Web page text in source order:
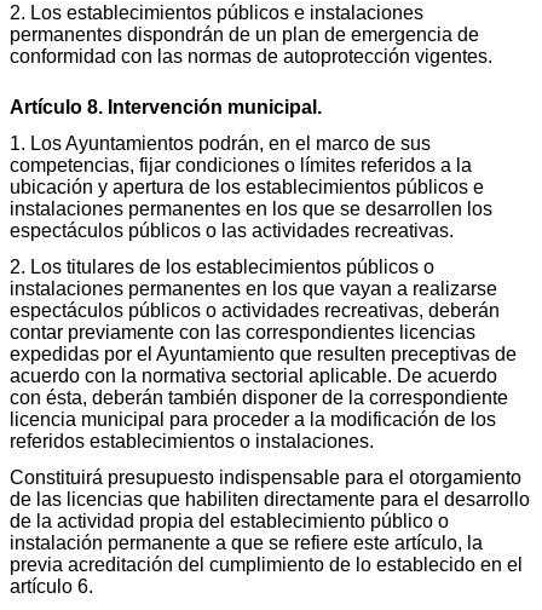
2. Los establecimientos públicos e instalaciones
permanentes dispondrán de un plan de emergencia de
conformidad con las normas de autoprotección vigentes.
Artículo 8. Intervención municipal.
1. Los Ayuntamientos podrán, en el marco de sus
competencias, fijar condiciones o límites referidos a la
ubicación y apertura de los establecimientos públicos e
instalaciones permanentes en los que se desarrollen los
espectáculos públicos o las actividades recreativas.
2. Los titulares de los establecimientos públicos o
instalaciones permanentes en los que vayan a realizarse
espectáculos públicos o actividades recreativas, deberán
contar previamente con las correspondientes licencias
expedidas por el Ayuntamiento que resulten preceptivas de
acuerdo con la normativa sectorial aplicable. De acuerdo
con ésta, deberán también disponer de la correspondiente
licencia municipal para proceder a la modificación de los
referidos establecimientos o instalaciones.
Constituirá presupuesto indispensable para el otorgamiento
de las licencias que habiliten directamente para el desarrollo
de la actividad propia del establecimiento público o
instalación permanente a que se refiere este artículo, la
previa acreditación del cumplimiento de lo establecido en el
artículo 6.